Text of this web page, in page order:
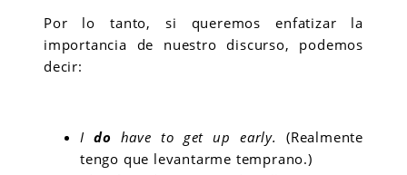
Por lo tanto, si queremos enfatizar la
importancia de nuestro discurso, podemos
decir:
I do have to get up early.
(Realmente
tengo que levantarme temprano.)